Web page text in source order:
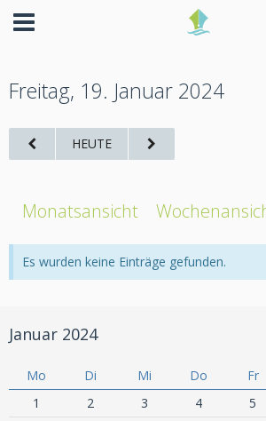
Freitag, 19. Januar 2024
HEUTE
Monatsansicht
Es wurden keine Einträge gefunden.
Januar 2024
Mo Di Mi Do Fr
1
2 3 4 5